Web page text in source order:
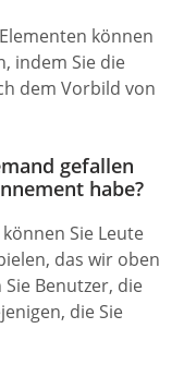
können
indem Sie die
dem Vorbild von
gefallen
habe?
Sie Leute
das wir oben
Benutzer, die
die Sie